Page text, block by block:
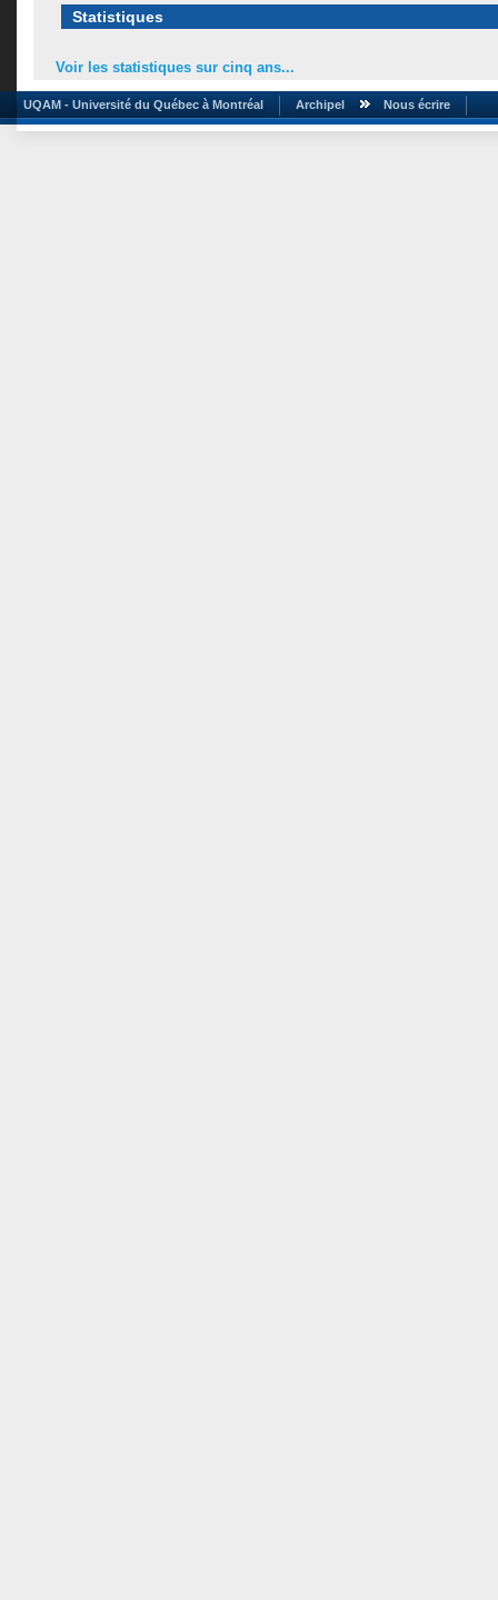
Statistiques
Voir les statistiques sur cinq ans...
UQAM - Université du Québec à Montréal Archipel Nous écrire